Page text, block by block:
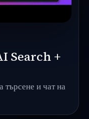
Search +
и чат на